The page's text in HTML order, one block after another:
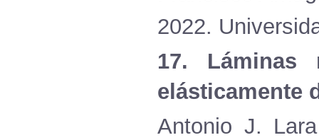
2022.
17. Láminas
elásticamente
Antonio J.